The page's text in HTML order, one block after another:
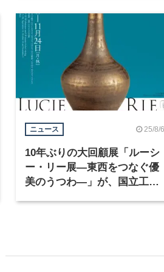
ニュース 25/8/6
10年ぶりの大回顧展「ルーシ
ー・リー展―東西をつなぐ優
美のうつわ―」が、国立工芸